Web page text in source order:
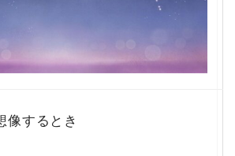
像するとき